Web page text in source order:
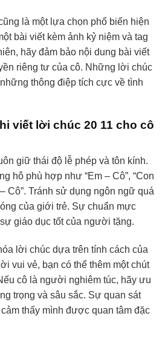
là một lựa chọn phổ biến hiện
bài viết kèm ảnh kỷ niệm và tag
hãy đảm bảo nội dung bài viết
riêng tư của cô. Những lời chúc
thông điệp tích cực về tình
viết lời chúc 20 11 cho cô
giữ thái độ lễ phép và tôn kính.
hô phù hợp như “Em – Cô”, “Con
Cô”. Tránh sử dụng ngôn ngữ quá
của giới trẻ. Sự chuẩn mực
giáo dục tốt của người tặng.
lời chúc dựa trên tính cách của
vui vẻ, bạn có thể thêm một chút
cô là người nghiêm túc, hãy ưu
trọng và sâu sắc. Sự quan sát
thấy mình được quan tâm đặc